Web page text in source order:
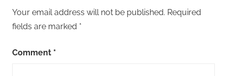
Your email address will not be published. Required
fields are marked *
Comment *